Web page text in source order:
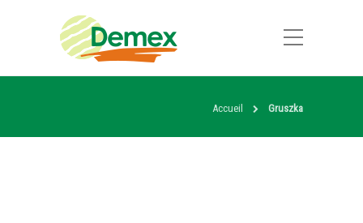
Accueil Gruszka